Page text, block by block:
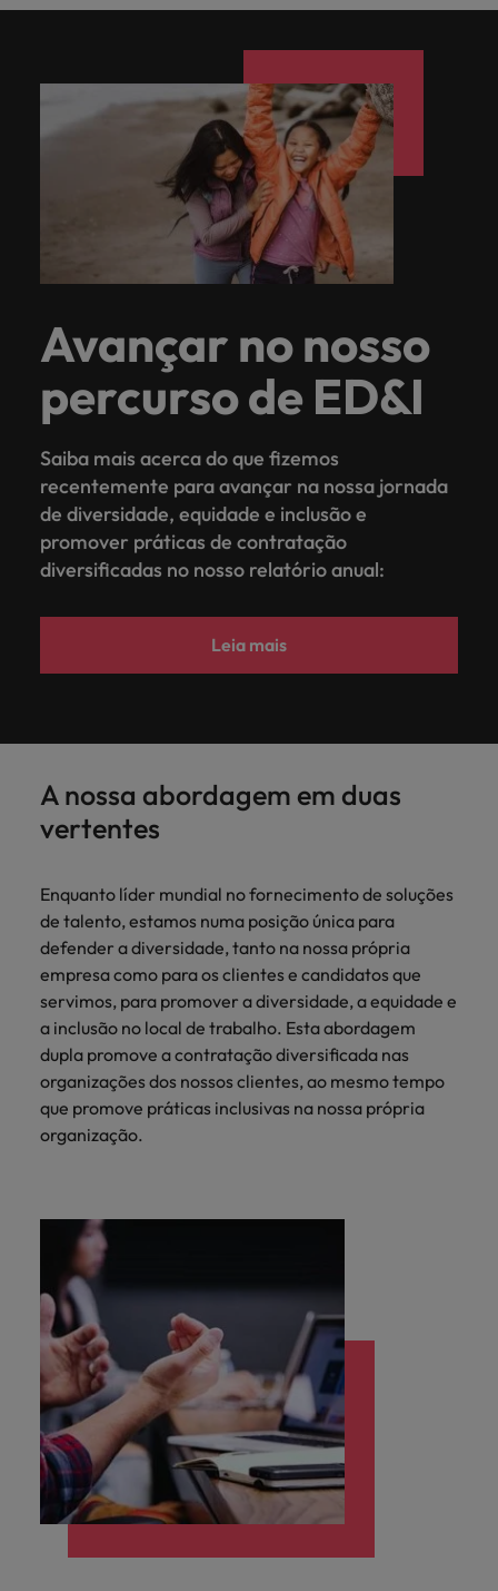
Avançar no nosso
percurso de ED&I
Saiba mais acerca do que fizemos
recentemente para avançar na nossa jornada
de diversidade, equidade e inclusão e
promover práticas de contratação
diversificadas no nosso relatório anual:
Leia mais
A nossa abordagem em duas
vertentes
Enquanto líder mundial no fornecimento de soluções
de talento, estamos numa posição única para
defender a diversidade, tanto na nossa própria
empresa como para os clientes e candidatos que
servimos, para promover a diversidade, a equidade e
a inclusão no local de trabalho. Esta abordagem
dupla promove a contratação diversificada nas
organizações dos nossos clientes, ao mesmo tempo
que promove práticas inclusivas na nossa própria
organização.